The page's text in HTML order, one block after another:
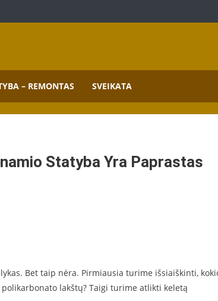
– REMONTAS SVEIKATA
Statyba Yra Paprastas
Bet taip nėra. Pirmiausia turime išsiaiškinti,
lakštų? Taigi turime atlikti keletą